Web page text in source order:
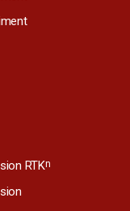
RTKn